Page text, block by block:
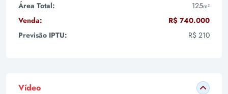
Área Total: 125m²
Venda:
R$ 740.000
Previsão IPTU:
R$ 210
Vídeo